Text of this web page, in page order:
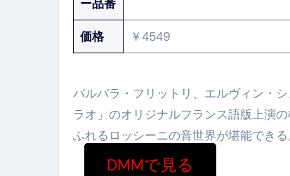
ー品番
価格 ￥4549
バルバラ・フリットリ、エルヴィン・
ラオ」のオリジナルフランス語版上演
ふれるロッシーニの音世界が堪能できる
DMMで見る